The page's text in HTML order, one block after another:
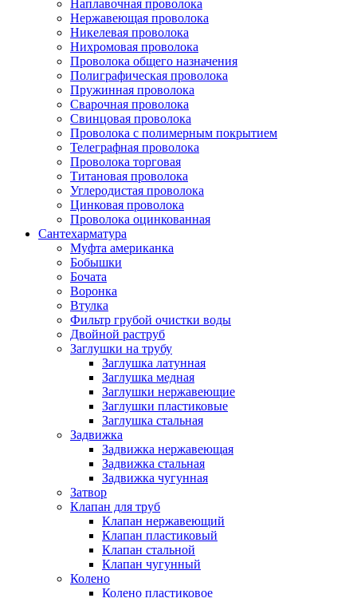
Наплавочная проволока
Нержавеющая проволока
Никелевая проволока
Нихромовая проволока
Проволока общего назначения
Полиграфическая проволока
Пружинная проволока
Сварочная проволока
Свинцовая проволока
Проволока с полимерным покрытием
Телеграфная проволока
Проволока торговая
Титановая проволока
Углеродистая проволока
Цинковая проволока
Проволока оцинкованная
Сантехарматура
Муфта американка
Бобышки
Бочата
Воронка
Втулка
Фильтр грубой очистки воды
Двойной раструб
Заглушки на трубу
Заглушка латунная
Заглушка медная
Заглушки нержавеющие
Заглушки пластиковые
Заглушка стальная
Задвижка
Задвижка нержавеющая
Задвижка стальная
Задвижка чугунная
Затвор
Клапан для труб
Клапан нержавеющий
Клапан пластиковый
Клапан стальной
Клапан чугунный
Колено
Колено пластиковое